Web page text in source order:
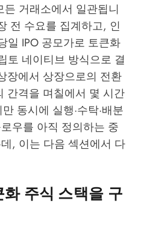
거래소에서 일관됩니
전 수요를 집계하고, 인
일 IPO 공모가로 토큰화
토 네이티브 방식으로 결
장에서 상장으로의 전환
간격을 며칠에서 몇 시간
동시에 실행·수탁·배분
우를 아직 정의하는 중
, 이는 다음 섹션에서 다
주식 스택을 구